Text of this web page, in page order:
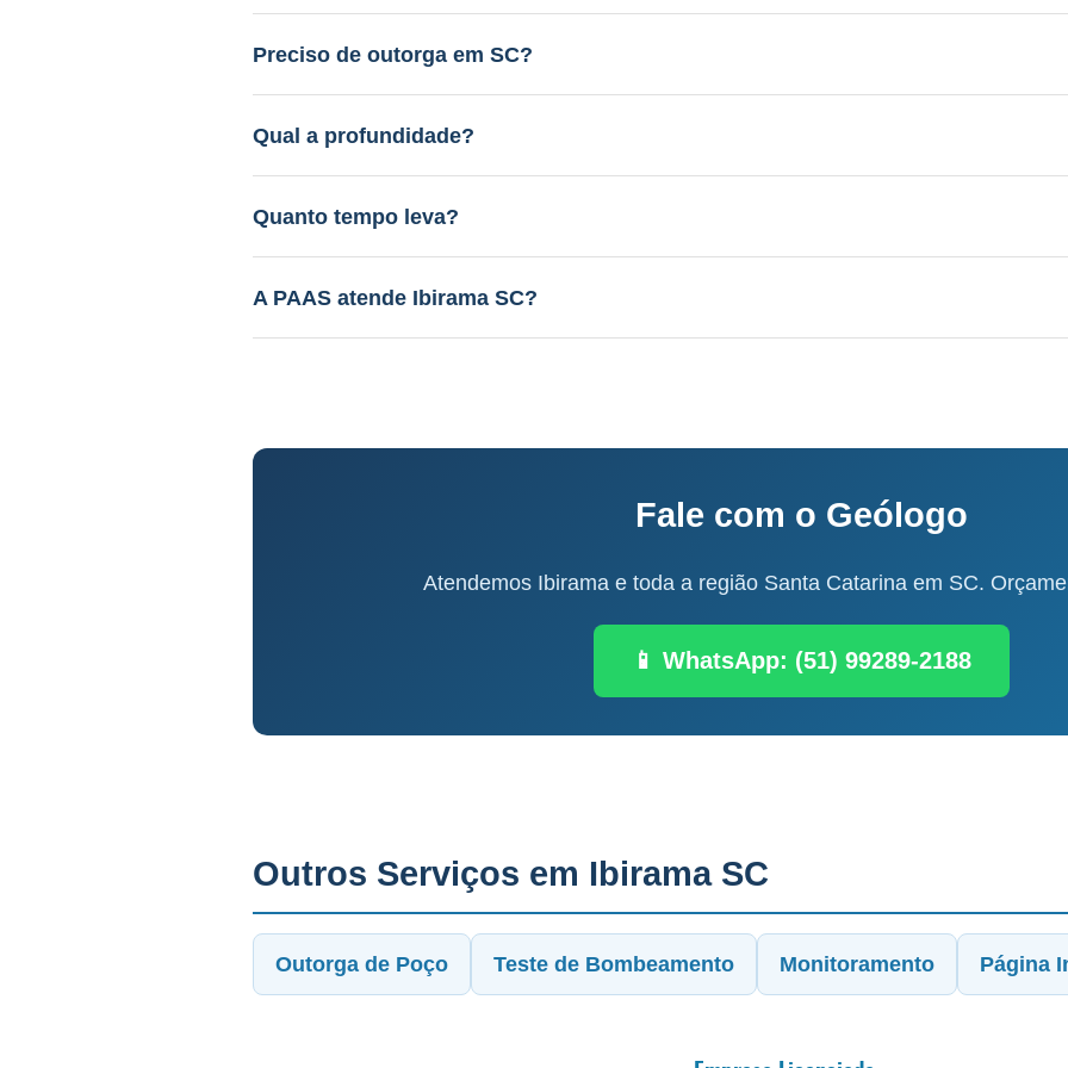
Entre R$ 12.000 a R$ 45.000. Aquífero variável conforme a geologia local,
gratuito.
Preciso de outorga em SC?
Sim. A PAAS cuida de todo o licenciamento junto ao IMA-SC.
Qual a profundidade?
40 a 150m em aquífero variável conforme a geologia local, vazão de 3 a 30 m³/h.
Quanto tempo leva?
Perfuração: 3-15 dias. Processo completo: 60-120 dias.
A PAAS atende Ibirama SC?
Sim! Desde 1985, com geólogo e equipe própria.
Fale com o Geólogo
Atendemos Ibirama e toda a região Santa Catarina em SC.
📱 WhatsApp: (51) 99289-2188
Outros Serviços em Ibirama SC
Outorga de Poço Teste de Bombeamento Monitoramento Página